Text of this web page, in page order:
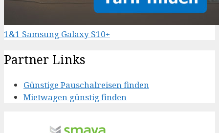
1&1 Samsung Galaxy S10+
Partner Links
Günstige Pauschalreisen finden
Mietwagen günstig finden